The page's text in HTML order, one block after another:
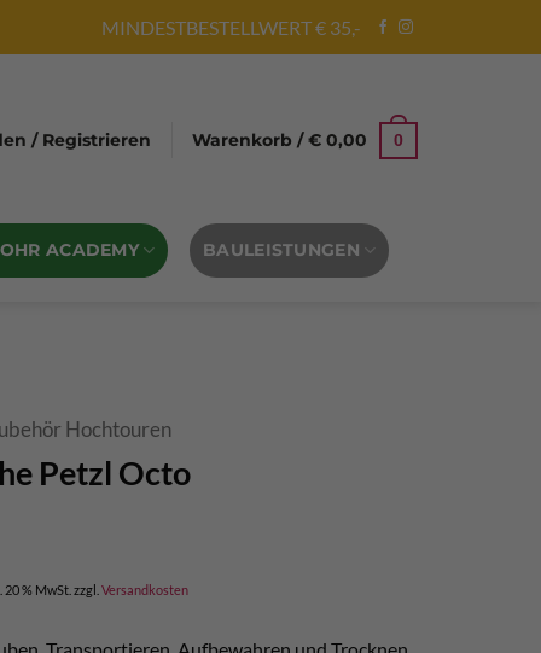
MINDESTBESTELLWERT € 35,-
/ Registrieren Warenkorb /€ 0,00 0
ACADEMY BAULEISTUNGEN
Hochtouren
Petzl Octo
20 % MwSt. zzgl. Versandkosten